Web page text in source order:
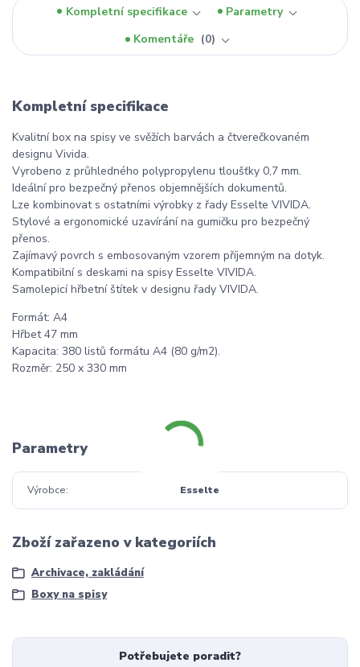
Kompletní specifikace
Parametry
Komentáře
0
Kompletní specifikace
Kvalitní box na spisy ve svěžích barvách a čtverečkovaném
designu Vivida.
Vyrobeno z průhledného polypropylenu tloušťky 0,7 mm.
Ideální pro bezpečný přenos objemnějších dokumentů.
Lze kombinovat s ostatními výrobky z řady Esselte VIVIDA.
Stylové a ergonomické uzavírání na gumičku pro bezpečný
přenos.
Zajímavý povrch s embosovaným vzorem příjemným na dotyk.
Kompatibilní s deskami na spisy Esselte VIVIDA.
Samolepicí hřbetní štítek v designu řady VIVIDA.
Formát: A4
Hřbet 47 mm
Kapacita: 380 listů formátu A4 (80 g/m2).
Rozměr: 250 x 330 mm
Parametry
Výrobce Esselte
Zboží zařazeno v kategoriích
Archivace, zakládání
Boxy na spisy
Potřebujete poradit?